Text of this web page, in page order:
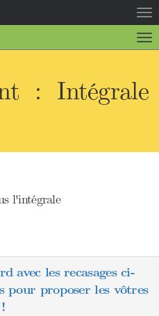
la
la
: Intégrale
l'intégrale
avec les recasages ci-
pour proposer les vôtres
!